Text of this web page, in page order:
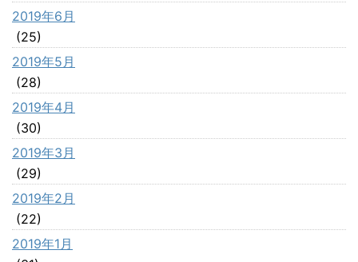
2019年6月
(25)
2019年5月
(28)
2019年4月
(30)
2019年3月
(29)
2019年2月
(22)
2019年1月